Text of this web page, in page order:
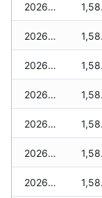
2026-07-26
2026-07-24
2026-07-23
2026-07-22
2026-07-21
2026-07-20
2026-07-18